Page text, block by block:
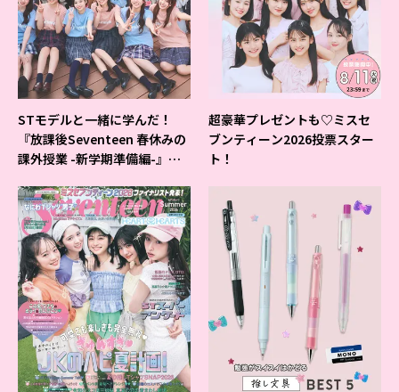
STモデルと一緒に学んだ！
『放課後Seventeen 春休みの
課外授業 -新学期準備編-』イ
超豪華プレゼントも♡ミスセ
ブンティーン2026投票スター
ト！